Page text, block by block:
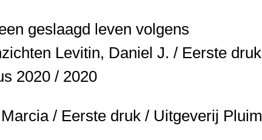
geslaagd leven volgens
Levitin, Daniel J. / Eerste druk
2020 / 2020
/ Eerste druk / Uitgeverij Pluim